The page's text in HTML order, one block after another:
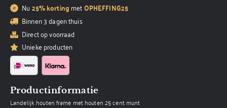
Nu 25% korting metOPHEFFING25
Binnen 3 dagen thuis
Direct op voorraad
Unieke producten
Productinformatie
Landelijk houten frame met houten 25 cent munt